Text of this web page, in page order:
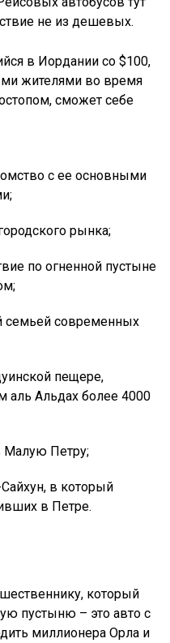
не из дешевых.
в Иордании со $100,
жителями во время
сможет себе
с ее основными
рынка;
по огненной пустыне
семьей современных
пещере,
аль Альдах более 4000
Малую Петру;
в который
в Петре.
который
пустыню – это авто с
миллионера Орла и